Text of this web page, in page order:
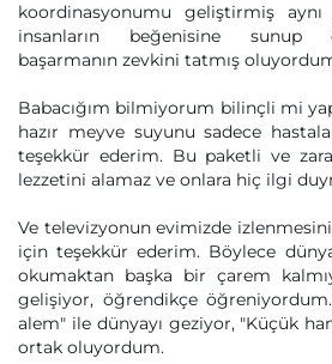
koordinasyonumu geliştirmiş aynı
insanların beğenisine sunup
başarmanın zevkini tatmış
Babacığım bilmiyorum bilinçli mi
hazır meyve suyunu sadece
teşekkür ederim. Bu paketli ve
lezzetini alamaz ve onlara hiç ilgi
Ve televizyonun evimizde
için teşekkür ederim. Böylece
okumaktan başka bir çarem
gelişiyor, öğrendikçe
alem" ile dünyayı geziyor, "Küçük
ortak oluyordum.